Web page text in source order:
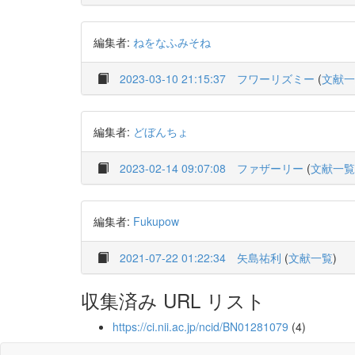
編集者: ねをなふみそね
2023-03-10 21:15:37 フワーリズミー (文献
編集者: どぼんちょ
2023-02-14 09:07:08 ファザーリー (文献一覧
編集者: Fukupow
2021-07-22 01:22:34 矢島祐利 (文献一覧)
収集済み URL リスト
https://ci.nii.ac.jp/ncid/BN01281079 (4)